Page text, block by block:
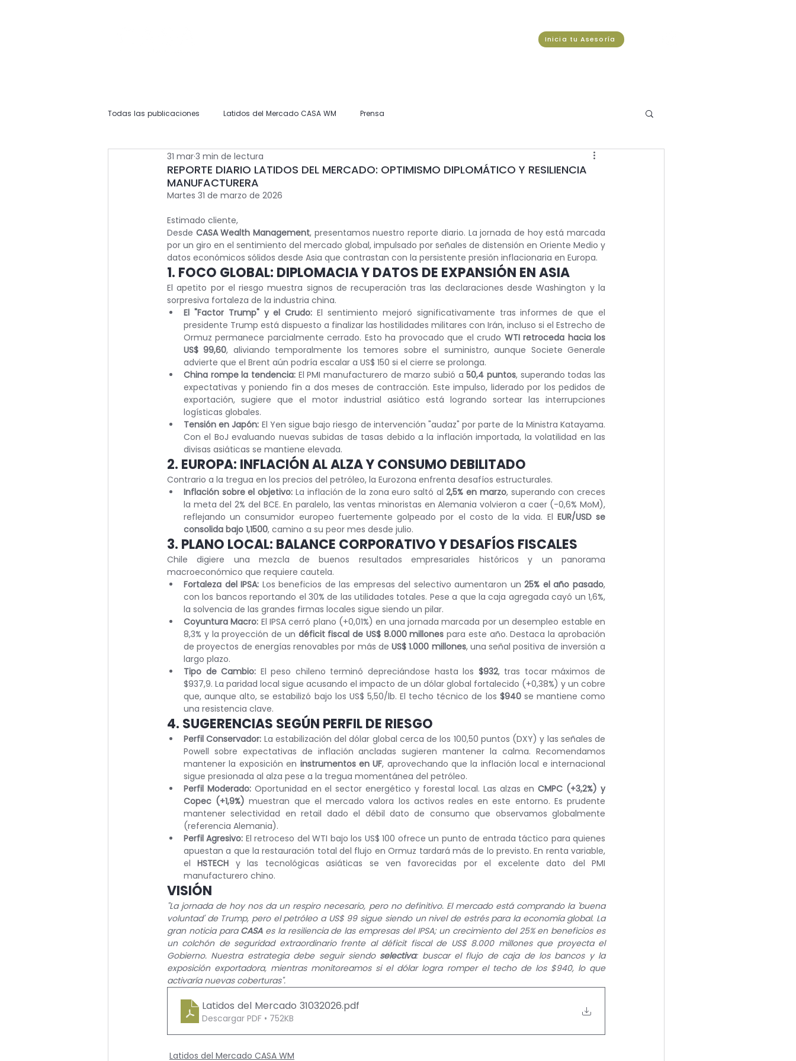
Inicia tu Asesoría
Todas las publicaciones Latidos del Mercado CASA WM Prensa
REPORTE DIARIO LATIDOS DEL MERCADO: OPTIMISMO DIPLOMÁTICO Y RESILIENCIA
MANUFACTURERA
31 mar3 min de lectura
Martes 31 de marzo de 2026
Estimado cliente,
Desde CASA Wealth Management, presentamos nuestro reporte diario. La jornada de hoy está marcada
por un giro en el sentimiento del mercado global, impulsado por señales de distensión en Oriente Medio y
datos económicos sólidos desde Asia que contrastan con la persistente presión inflacionaria en Europa.
1. FOCO GLOBAL: DIPLOMACIA Y DATOS DE EXPANSIÓN EN ASIA
El apetito por el riesgo muestra signos de recuperación tras las declaraciones desde Washington y la
sorpresiva fortaleza de la industria china.
El "Factor Trump" y el Crudo: El sentimiento mejoró significativamente tras informes de que el
presidente Trump está dispuesto a finalizar las hostilidades militares con Irán, incluso si el Estrecho de
Ormuz permanece parcialmente cerrado. Esto ha provocado que el crudo WTI retroceda hacia los
US$ 99,60, aliviando temporalmente los temores sobre el suministro, aunque Societe Generale
advierte que el Brent aún podría escalar a US$ 150 si el cierre se prolonga.
China rompe la tendencia: El PMI manufacturero de marzo subió a 50,4 puntos, superando todas las
expectativas y poniendo fin a dos meses de contracción. Este impulso, liderado por los pedidos de
exportación, sugiere que el motor industrial asiático está logrando sortear las interrupciones
logísticas globales.
Tensión en Japón: El Yen sigue bajo riesgo de intervención "audaz" por parte de la Ministra Katayama.
Con el BoJ evaluando nuevas subidas de tasas debido a la inflación importada, la volatilidad en las
divisas asiáticas se mantiene elevada.
2. EUROPA: INFLACIÓN AL ALZA Y CONSUMO DEBILITADO
Contrario a la tregua en los precios del petróleo, la Eurozona enfrenta desafíos estructurales.
Inflación sobre el objetivo: La inflación de la zona euro saltó al 2,5% en marzo, superando con creces
la meta del 2% del BCE. En paralelo, las ventas minoristas en Alemania volvieron a caer (-0,6% MoM),
reflejando un consumidor europeo fuertemente golpeado por el costo de la vida. El EUR/USD se
consolida bajo 1,1500, camino a su peor mes desde julio.
3. PLANO LOCAL: BALANCE CORPORATIVO Y DESAFÍOS FISCALES
Chile digiere una mezcla de buenos resultados empresariales históricos y un panorama
macroeconómico que requiere cautela.
Fortaleza del IPSA: Los beneficios de las empresas del selectivo aumentaron un 25% el año pasado,
con los bancos reportando el 30% de las utilidades totales. Pese a que la caja agregada cayó un 1,6%,
la solvencia de las grandes firmas locales sigue siendo un pilar.
Coyuntura Macro: El IPSA cerró plano (+0,01%) en una jornada marcada por un desempleo estable en
8,3% y la proyección de un déficit fiscal de US$ 8.000 millones para este año. Destaca la aprobación
de proyectos de energías renovables por más de US$ 1.000 millones, una señal positiva de inversión a
largo plazo.
Tipo de Cambio: El peso chileno terminó depreciándose hasta los $932, tras tocar máximos de
$937,9. La paridad local sigue acusando el impacto de un dólar global fortalecido (+0,38%) y un cobre
que, aunque alto, se estabilizó bajo los US$ 5,50/lb. El techo técnico de los $940 se mantiene como
una resistencia clave.
4. SUGERENCIAS SEGÚN PERFIL DE RIESGO
Perfil Conservador: La estabilización del dólar global cerca de los 100,50 puntos (DXY) y las señales de
Powell sobre expectativas de inflación ancladas sugieren mantener la calma. Recomendamos
mantener la exposición en instrumentos en UF, aprovechando que la inflación local e internacional
sigue presionada al alza pese a la tregua momentánea del petróleo.
Perfil Moderado: Oportunidad en el sector energético y forestal local. Las alzas en CMPC (+3,2%) y
Copec (+1,9%) muestran que el mercado valora los activos reales en este entorno. Es prudente
mantener selectividad en retail dado el débil dato de consumo que observamos globalmente
(referencia Alemania).
Perfil Agresivo: El retroceso del WTI bajo los US$ 100 ofrece un punto de entrada táctico para quienes
apuestan a que la restauración total del flujo en Ormuz tardará más de lo previsto. En renta variable,
el HSTECH y las tecnológicas asiáticas se ven favorecidas por el excelente dato del PMI
manufacturero chino.
VISIÓN
"La jornada de hoy nos da un respiro necesario, pero no definitivo. El mercado está comprando la 'buena
voluntad' de Trump, pero el petróleo a US$ 99 sigue siendo un nivel de estrés para la economía global. La
gran noticia para CASA es la resiliencia de las empresas del IPSA; un crecimiento del 25% en beneficios es
un colchón de seguridad extraordinario frente al déficit fiscal de US$ 8.000 millones que proyecta el
Gobierno. Nuestra estrategia debe seguir siendo selectiva: buscar el flujo de caja de los bancos y la
exposición exportadora, mientras monitoreamos si el dólar logra romper el techo de los $940, lo que
activaría nuevas coberturas".
Latidos del Mercado 31032026.pdf
Descargar PDF • 752KB
Latidos del Mercado CASA WM